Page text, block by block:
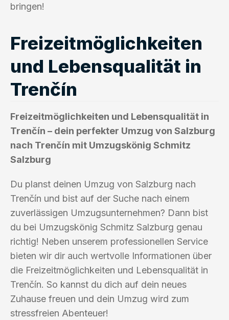
bringen!
Freizeitmöglichkeiten
und Lebensqualität in
Trenčín
Freizeitmöglichkeiten und Lebensqualität in
Trenčín – dein perfekter Umzug von Salzburg
nach Trenčín mit Umzugskönig Schmitz
Salzburg
Du planst deinen Umzug von Salzburg nach
Trenčín und bist auf der Suche nach einem
zuverlässigen Umzugsunternehmen? Dann bist
du bei Umzugskönig Schmitz Salzburg genau
richtig! Neben unserem professionellen Service
bieten wir dir auch wertvolle Informationen über
die Freizeitmöglichkeiten und Lebensqualität in
Trenčín. So kannst du dich auf dein neues
Zuhause freuen und dein Umzug wird zum
stressfreien Abenteuer!